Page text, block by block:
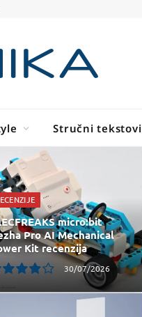
Stručni tekstovi
micro:bit
Pro AI Mechanical
Kit recenzija
30/07/2026